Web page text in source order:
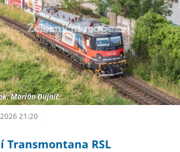
21:20
Transmontana RSL